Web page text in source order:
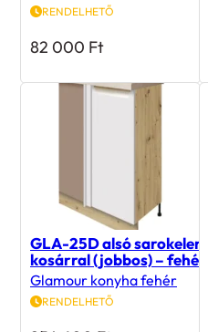
RENDELHETŐ
82 000 Ft
GLA-25D alsó sarokelem
kosárral (jobbos) – fehér
Glamour konyha fehér
RENDELHETŐ